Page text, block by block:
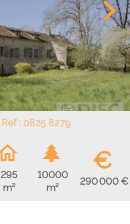
Ref : 0825 8279
295
m²
10000
m²
€
290 000 €